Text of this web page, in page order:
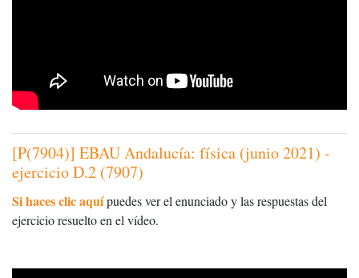
[P(7904)] EBAU Andalucía: física (junio 2021) -
ejercicio D.2 (7907)
Si haces clic aquípuedes ver el enunciado y las respuestas del
ejercicio resuelto en el vídeo.